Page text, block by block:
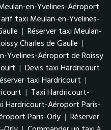
en-Yvelines-Aéroport
taxi Meulan-en-Yvelines-
| Réserver taxi Meulan-
Charles de Gaulle |
Yvelines-Aéroport de Roissy
| Devis taxi Hardricourt
taxi Hardricourt |
| Taxi Hardricourt-
Hardricourt-Aéroport Paris-
Paris-Orly | Réserver